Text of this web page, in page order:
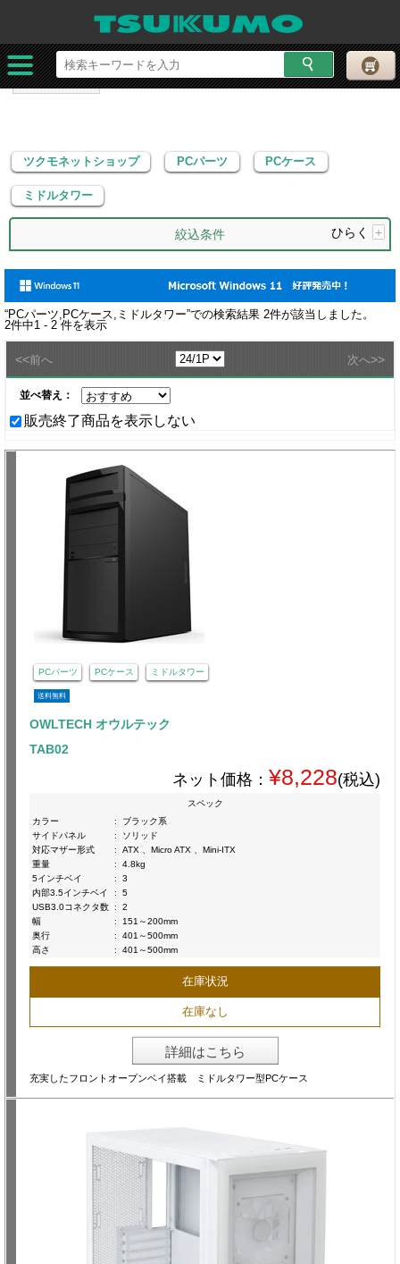
ツクモネットショップ PCパーツ
ミドルタワー
ツクモネットショップ PCパーツ PCケース
ミドルタワー
絞込条件 ひらく +
“PCパーツ,PCケース,ミドルタワー”での検索結果 2件が該当しました。
2件中1 - 2 件を表示
<<前へ 次へ>>
並べ替え：
販売終了商品を表示しない
PCパーツ PCケース ミドルタワー
送料無料
OWLTECH オウルテック
TAB02
ネット価格： ¥8,228(税込)
スペック
カラー
:
ブラック系
サイドパネル
:
ソリッド
対応マザー形式
:
ATX 、Micro ATX 、Mini-ITX
重量
:
4.8kg
5インチベイ
:
3
内部3.5インチベイ
:
5
USB3.0コネクタ数 :
2
幅
:
151～200mm
奥行
:
401～500mm
高さ
: 401～500mm
在庫状況
在庫なし
詳細はこちら
充実したフロントオープンベイ搭載 ミドルタワー型PCケース